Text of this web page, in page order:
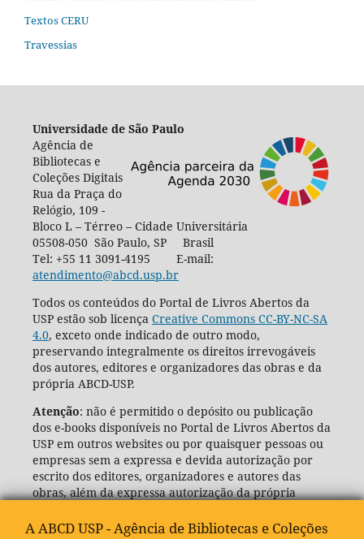
Textos CERU
Travessias
Universidade de São Paulo
Agência de
Bibliotecas e
Coleções Digitais
Rua da Praça do
Relógio, 109 -
Bloco L – Térreo – Cidade Universitária
05508-050 São Paulo, SP Brasil
Tel: +55 11 3091-4195 E-mail:
atendimento@abcd.usp.br
Todos os conteúdos do Portal de Livros Abertos da
USP estão sob licença Creative Commons CC-BY-NC-SA
4.0, exceto onde indicado de outro modo,
preservando integralmente os direitos irrevogáveis
dos autores, editores e organizadores das obras e da
própria ABCD-USP.
Atenção: não é permitido o depósito ou publicação
dos e-books disponíveis no Portal de Livros Abertos da
USP em outros websites ou por quaisquer pessoas ou
empresas sem a expressa e devida autorização por
escrito dos editores, organizadores e autores das
obras, além da expressa autorização da própria
(ABCD-USP).
A ABCD USP - Agência de Bibliotecas e Coleções